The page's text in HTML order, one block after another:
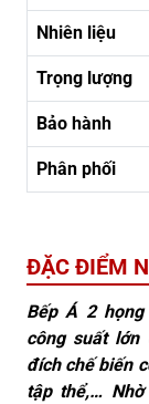
Nhiên liệu
Trọng lượng
Bảo hành
Phân phối
ĐẶC ĐIỂM
Bếp Á 2
công suất
đích chế biến
tập thể,…